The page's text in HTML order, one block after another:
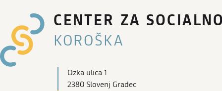
CENTER ZA
KOROŠKA
Ozka ulica 1
2380 Slovenj Gradec